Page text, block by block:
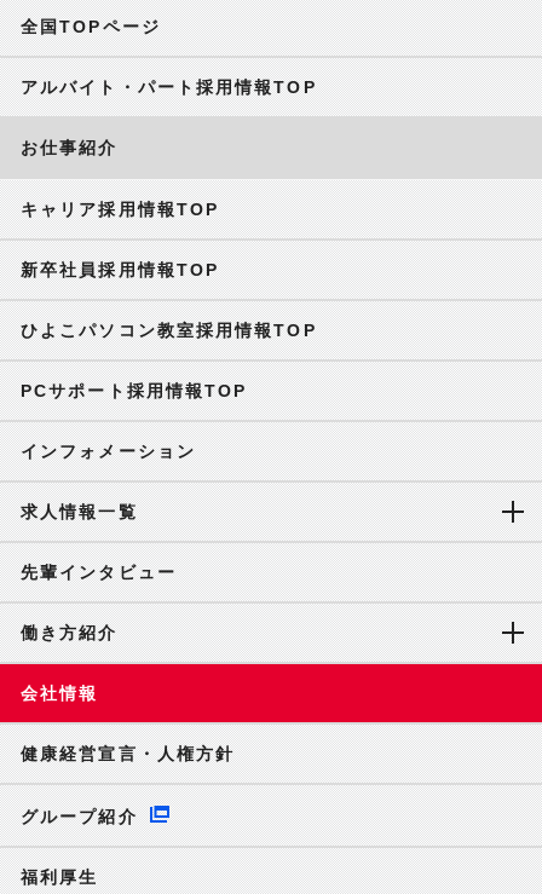
全国TOPページ
アルバイト・パート採用情報TOP
お仕事紹介
キャリア採用情報TOP
新卒社員採用情報TOP
ひよこパソコン教室採用情報TOP
PCサポート採用情報TOP
インフォメーション
求人情報一覧
先輩インタビュー
働き方紹介
会社情報
健康経営宣言・人権方針
グループ紹介
福利厚生